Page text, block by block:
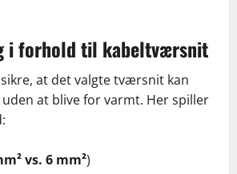
i forhold til kabeltværsnit
at det valgte tværsnit kan
at blive for varmt. Her spiller
vs. 6 mm²)